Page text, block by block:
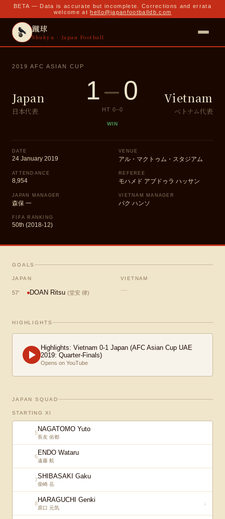
BETA — Data is accurate but incomplete. Corrections and errata
welcome at hello@japanfootballdb.com
蹴球
Shukyu · Japan Football
2019 AFC ASIAN CUP
Japan
日本代表
1–0
HT 0–0
WIN
Vietnam
ベトナム代表
DATE
24 January 2019
VENUE
アル・マクトゥム・スタジアム
ATTENDANCE
8,954
REFEREE
モハメド アブドゥラ ハッサン
JAPAN MANAGER
森保 一
VIETNAM MANAGER
パク ハンソ
FIFA RANKING
50th (2018-12)
GOALS
JAPAN
57' DOAN Ritsu (堂安 律)
VIETNAM
—
HIGHLIGHTS
Highlights: Vietnam 0-1 Japan (AFC Asian Cup UAE
2019: Quarter-Finals)
Opens on YouTube
JAPAN SQUAD
STARTING XI
5NAGATOMO Yuto
長友 佑都
6ENDO Wataru
遠藤 航
7SHIBASAKI Gaku
柴崎 岳
8HARAGUCHI Genki
原口 元気
↓